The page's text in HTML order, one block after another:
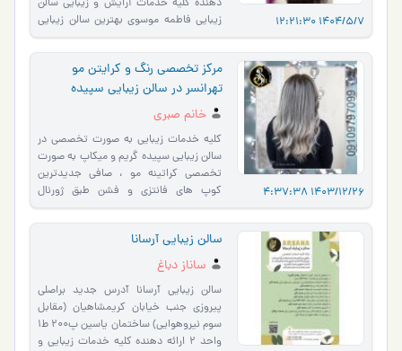
1404/5/7 12:21:30
دهنده کلیه خدمات آرایش و زیبایی سالن
زیبایی فاطمه موسوی بهترین سالن زیبایی
در محدوده و…
1403/12/26 4:37:38
مرکز تخصصی رنگ و کرایتن مو
تهرانسر در سالن زیبایی سپیده
خانم صبری
کلیه خدمات زیبایی به صورت تخصصی در
سالن زیبایی سپیده گریم و میکاپ به صورت
تخصصی کراتینه مو ، صافی جدیدترین
کوپ های فانتزی و فشن طبق ژورنال
خدمات اپیلاسیون به صورت حر�…
سالن زیبایی آرسانا
ساناز دباغ
سالن زیبایی آرسانا آدرس جدید براصلی
پیروزی جنب خیابان کریمشاهیان (مقابل
سوم نیروهوایی) ساختمان یاسین پ۲۰۰ ط۱
واحد ۲ ارائه دهنده کلیه خدمات زیبایی و